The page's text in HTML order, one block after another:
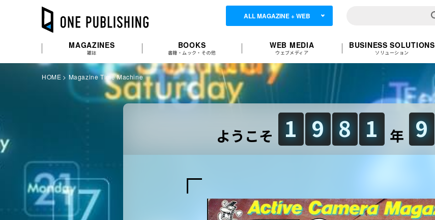
ALL MAGAZINE + WEB
MAGAZINES
雑誌
BOOKS
書籍・ムック・その他
WEB MEDIA
ウェブメディア
BUSINESS SOLUTIONS
ソリューション
HOME Magazine Time Machine
ようこそ 1 9 8 1 年 9